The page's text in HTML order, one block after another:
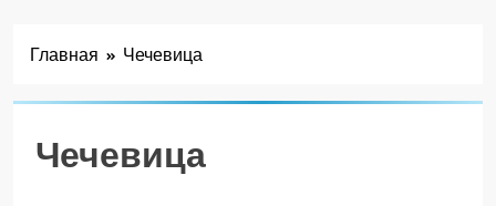
Главная Чечевица
Чечевица